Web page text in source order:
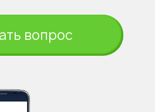
вопрос